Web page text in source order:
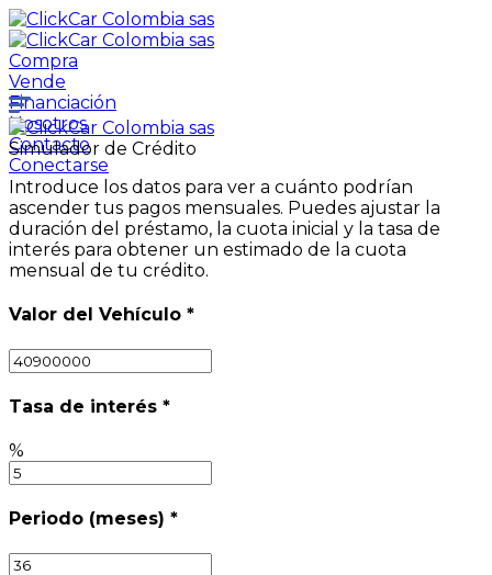
Compra
Vende
Financiación
Nosotros
Contacto
Conectarse
Simulador de Crédito
Introduce los datos para ver a cuánto podrían
ascender tus pagos mensuales. Puedes ajustar la
duración del préstamo, la cuota inicial y la tasa de
interés para obtener un estimado de la cuota
mensual de tu crédito.
Valor del Vehículo *
Tasa de interés *
%
Periodo (meses) *